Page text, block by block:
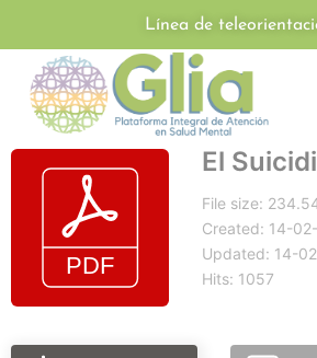
Línea de
El
File size:
Created: 14-
Updated: 14-
Hits: 1057